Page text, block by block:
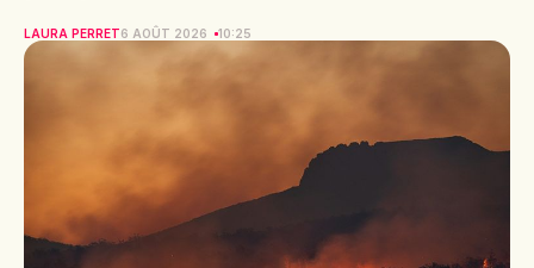
LAURA PERRET6 AOÛT 2026 10:25